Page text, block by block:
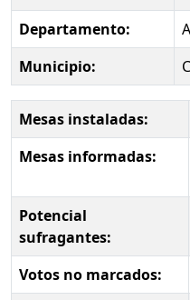
Departamento:
Municipio:
Mesas instaladas:
Mesas informadas:
Potencial
sufragantes:
Votos no marcados: